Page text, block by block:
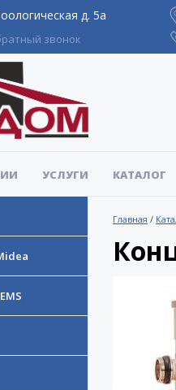
д. 5а
звонок
УСЛУГИ КАТАЛОГ
Главная /